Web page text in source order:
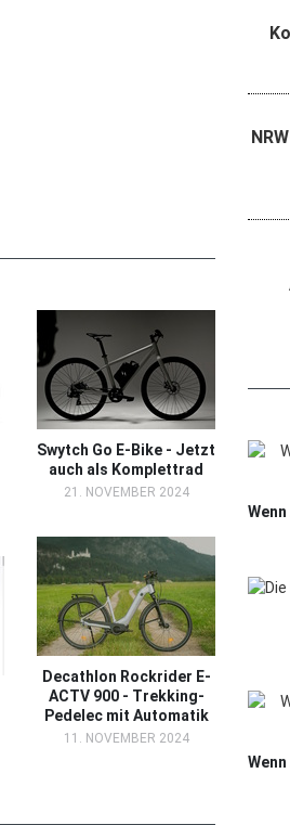
Swytch Go E-Bike - Jetzt
auch als Komplettrad
21. NOVEMBER 2024
Decathlon Rockrider E-
ACTV 900 - Trekking-
Pedelec mit Automatik
11. NOVEMBER 2024